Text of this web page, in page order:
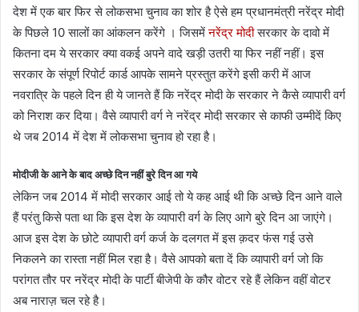
देश में एक बार फिर से लोकसभा चुनाव का शोर है ऐसे हम प्रधानमंत्री नरेंद्र मोदी
के पिछले 10 सालों का आंकलन करेंगे । जिसमेंनरेंद्र मोदीसरकार के दावो में
कितना दम ये सरकार क्या वकई अपने वादे खड़ी उतरी या फिर नहीं नहीं। इस
सरकार के संपूर्ण रिपोर्ट कार्ड आपके सामने प्रस्तुत करेंगे इसी करी में आज
नवरात्रि के पहले दिन ही ये जानते हैं कि नरेंद्र मोदी के सरकार ने कैसे व्यापारी वर्ग
को निराश कर दिया। वैसे व्यापारी वर्ग ने नरेंद्र मोदी सरकार से काफी उम्मीदें किए
थे जब 2014 में देश में लोकसभा चुनाव हो रहा है‌‌।
मोदीजी के आने के बाद अच्छे दिन नहीं बुरे दिन आ गये
लेकिन जब 2014 में मोदी सरकार आई तो ये कह आई थी कि अच्छे दिन आने वाले
हैं परंतु किसे पता था कि इस देश के व्यापारी वर्ग के लिए आगे बुरे दिन आ जाएंगे।
आज इस देश के छोटे व्यापारी वर्ग कर्ज के दलगत में इस क़दर फंस गई उसे
निकलने का रास्ता नहीं मिल रहा है। वैसे आपको बता दें कि व्यापारी वर्ग जो कि
परांगत तौर पर नरेंद्र मोदी के पार्टी बीजेपी के कौर वोटर रहे हैं लेकिन वहीं वोटर
अब नाराज़ चल रहे है।